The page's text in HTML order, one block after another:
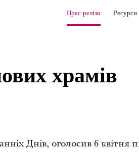
Прес-релізи Ресурси
храмів
Днів, оголосив 6 квітня